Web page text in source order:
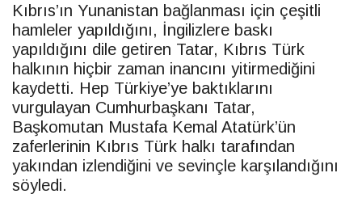
Kıbrıs’ın Yunanistan bağlanması için çeşitli
hamleler yapıldığını, İngilizlere baskı
yapıldığını dile getiren Tatar, Kıbrıs Türk
halkının hiçbir zaman inancını yitirmediğini
kaydetti. Hep Türkiye’ye baktıklarını
vurgulayan Cumhurbaşkanı Tatar,
Başkomutan Mustafa Kemal Atatürk’ün
zaferlerinin Kıbrıs Türk halkı tarafından
yakından izlendiğini ve sevinçle karşılandığını
söyledi.